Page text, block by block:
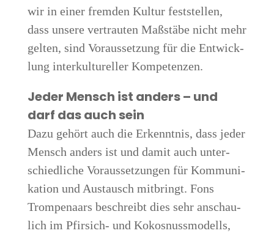
wir in einer frem­den Kul­tur fest­stel­len,
dass unse­re ver­trau­ten Maß­stä­be nicht mehr
gel­ten, sind Vor­aus­set­zung für die Ent­wick­
lung inter­kul­tu­rel­ler Kompetenzen.
Jeder Mensch ist anders – und
darf das auch sein
Dazu gehört auch die Erkennt­nis, dass jeder
Mensch anders ist und damit auch unter­
schied­li­che Vor­aus­set­zun­gen für Kom­mu­ni­
ka­ti­on und Aus­tausch mit­bringt. Fons
Trom­pen­aars beschreibt dies sehr anschau­
lich im Pfir­sich- und Kokos­nuss­mo­dells,